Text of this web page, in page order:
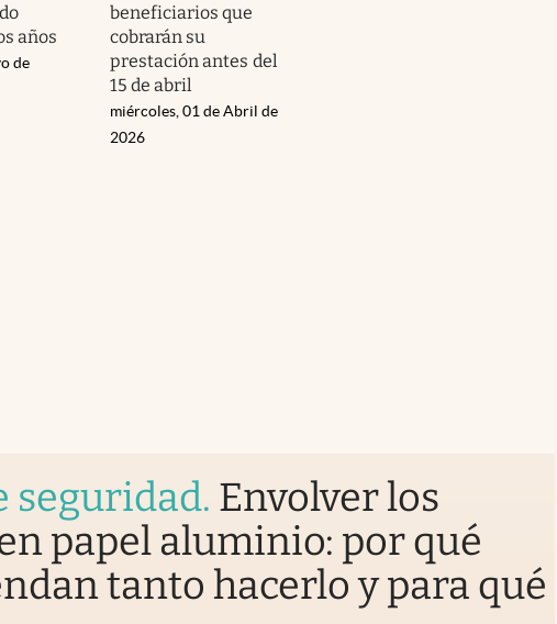
años
de
beneficiarios que
cobrarán su
prestación antes del
15 de abril
miércoles, 01 de Abril de
2026
seguridad. Envolver los
papel aluminio: por qué
tanto hacerlo y para qué